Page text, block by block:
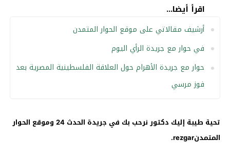
اقرأ أيضا...
أرشيف مقالاتي على موقع الحوار المتمدن
في حوار مع جريدة الرأي اليوم
حوار مع جريدة الأهرام حول العلاقة الفلسطينية المصرية بعد
فوز مرسي
تحية طيبة إليك دكتور نرحب بك في جريدة الحدث 24 وموقع الحوار
المتمدنrezgar.